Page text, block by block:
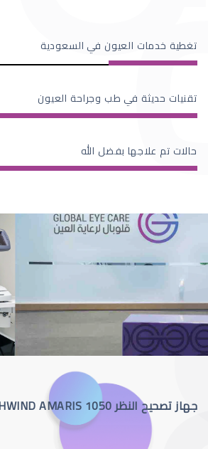
تغطية خدمات العيون في السعودية
تقنيات حديثة في طب وجراحة العيون
حالات تم علاجها بفضل الله
جهاز تصحيح النظر SCHWIND AMARIS 1050